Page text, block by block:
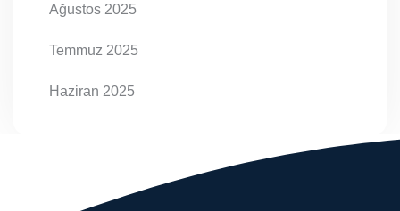
Ağustos 2025
Temmuz 2025
Haziran 2025